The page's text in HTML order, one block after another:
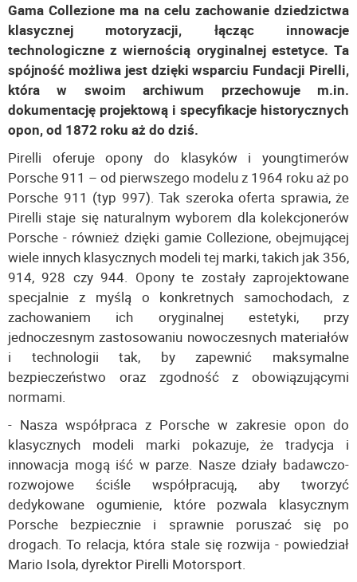
Gama Collezione ma na celu zachowanie dziedzictwa
klasycznej motoryzacji, łącząc innowacje
technologiczne z wiernością oryginalnej estetyce. Ta
spójność możliwa jest dzięki wsparciu Fundacji Pirelli,
która w swoim archiwum przechowuje m.in.
dokumentację projektową i specyfikacje historycznych
opon, od 1872 roku aż do dziś.
Pirelli oferuje opony do klasyków i youngtimerów
Porsche 911 – od pierwszego modelu z 1964 roku aż po
Porsche 911 (typ 997). Tak szeroka oferta sprawia, że
Pirelli staje się naturalnym wyborem dla kolekcjonerów
Porsche - również dzięki gamie Collezione, obejmującej
wiele innych klasycznych modeli tej marki, takich jak 356,
914, 928 czy 944. Opony te zostały zaprojektowane
specjalnie z myślą o konkretnych samochodach, z
zachowaniem ich oryginalnej estetyki, przy
jednoczesnym zastosowaniu nowoczesnych materiałów
i technologii tak, by zapewnić maksymalne
bezpieczeństwo oraz zgodność z obowiązującymi
normami.
- Nasza współpraca z Porsche w zakresie opon do
klasycznych modeli marki pokazuje, że tradycja i
innowacja mogą iść w parze. Nasze działy badawczo-
rozwojowe ściśle współpracują, aby tworzyć
dedykowane ogumienie, które pozwala klasycznym
Porsche bezpiecznie i sprawnie poruszać się po
drogach. To relacja, która stale się rozwija - powiedział
Mario Isola, dyrektor Pirelli Motorsport.